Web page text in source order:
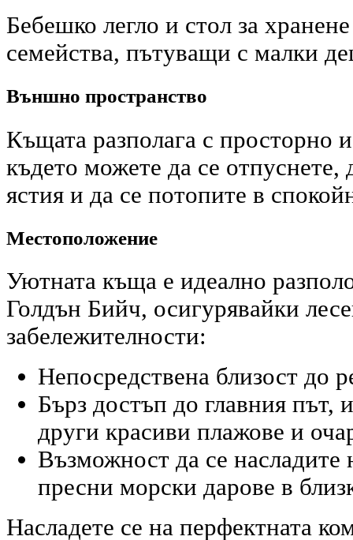
Бебешко легло и стол за
семейства, пътуващи с малки
Външно пространство
Къщата разполага с просторно
където можете да се
ястия и да се потопите в
Местоположение
Уютната къща е идеално
Голдън Бийч, осигурявайки
забележителности:
Непосредствена близост до
Бърз достъп до главния път,
други красиви плажове и
Възможност да се насладите
пресни морски дарове в
Насладете се на перфектната